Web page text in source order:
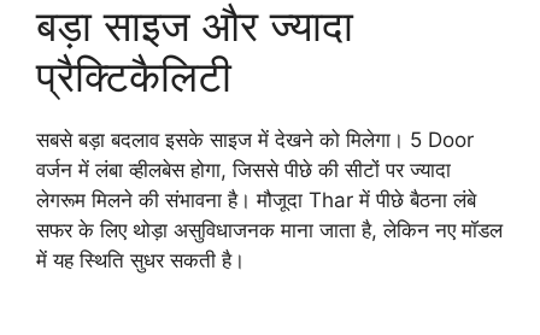
बड़ा साइज और ज्यादा
प्रैक्टिकैलिटी
सबसे बड़ा बदलाव इसके साइज में देखने को मिलेगा। 5 Door
वर्जन में लंबा व्हीलबेस होगा, जिससे पीछे की सीटों पर ज्यादा
लेगरूम मिलने की संभावना है। मौजूदा Thar में पीछे बैठना लंबे
सफर के लिए थोड़ा असुविधाजनक माना जाता है, लेकिन नए मॉडल
में यह स्थिति सुधर सकती है।